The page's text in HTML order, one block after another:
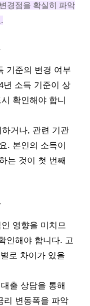
경점을 확실히 파악
기준의 변경 여부
년 소득 기준이 상
확인해야 합니
거나, 관련 기관
. 본인의 소득이
는 것이 첫 번째
영향을 미치므
인해야 합니다. 고
로 차이가 있을
출 상담을 통해
리 변동폭을 파악